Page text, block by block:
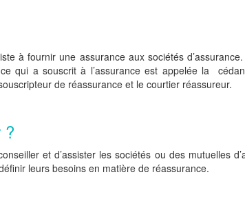
à fournir une assurance aux sociétés
qui a souscrit à l’assurance est appelée la
de réassurance et le courtier réassureur.
?
et d’assister les sociétés ou des mutuelles
leurs besoins en matière de réassurance.